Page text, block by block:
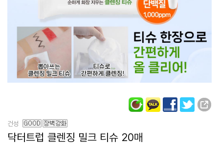
건성
닥터트럽 클렌징 밀크 티슈 20매